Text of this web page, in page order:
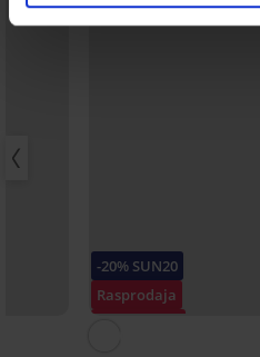
-20% SUN20
Rasprodaja